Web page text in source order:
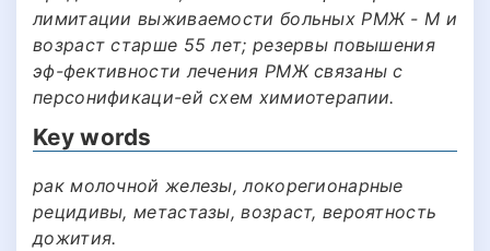
лимитации выживаемости больных РМЖ - М и
возраст старше 55 лет; резервы повышения
эф-фективности лечения РМЖ связаны с
персонификаци-ей схем химиотерапии.
Key words
рак молочной железы, локорегионарные
рецидивы, метастазы, возраст, вероятность
дожития.